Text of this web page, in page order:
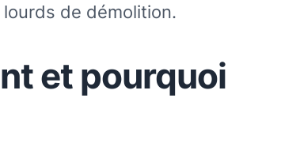
de démolition.
et pourquoi